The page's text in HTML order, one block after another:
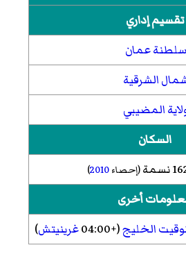
تقسيم إداري
سلطنة عمان
الشرقية
المضيبي
السكان
نسمة (إحصاء2010
)
أخرى
الخليج(+04:00 غرينيتش)